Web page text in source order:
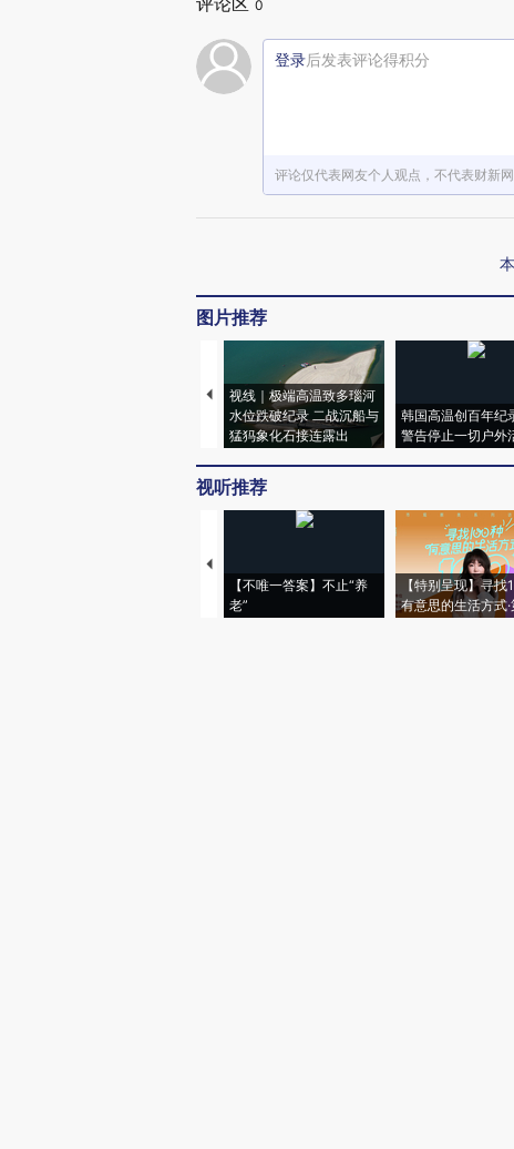
0
登录后发表评论得积分
评论仅代表网友个人观点，不代表财新
图片推荐
视线｜极端高温致多瑙河
水位跌破纪录 二战沉船与
猛犸象化石接连露出
韩国高温创百年纪
警告停止一切户外
视听推荐
【不唯一答案】不止“养
老”
【特别呈现】寻
有意思的生活方式